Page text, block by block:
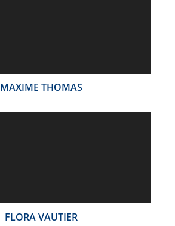
MAXIME THOMAS
FLORA VAUTIER